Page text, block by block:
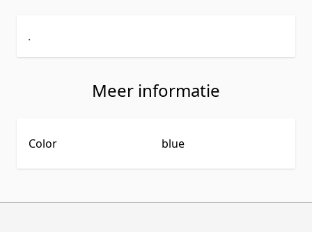
.
Meer informatie
Color blue